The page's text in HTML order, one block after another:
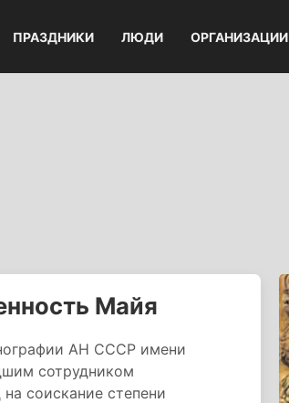
ПРАЗДНИКИ ЛЮДИ ОРГАНИЗАЦИИ
Майя
АН СССР имени
сотрудником
соискание степени